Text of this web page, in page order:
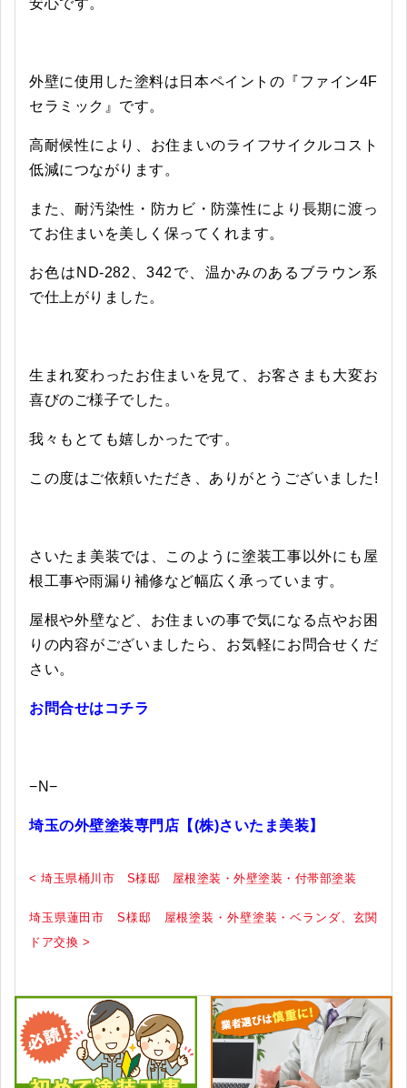
外壁に使用した塗料は日本ペイントの『ファイン4F
セラミック』です。
高耐候性により、お住まいのライフサイクルコスト
低減につながります。
また、耐汚染性・防カビ・防藻性により長期に渡っ
てお住まいを美しく保ってくれます。
お色はND-282、342で、温かみのあるブラウン系
で仕上がりました。
生まれ変わったお住まいを見て、お客さまも大変お
喜びのご様子でした。
我々もとても嬉しかったです。
この度はご依頼いただき、ありがとうございました!
さいたま美装では、このように塗装工事以外にも屋
根工事や雨漏り補修など幅広く承っています。
屋根や外壁など、お住まいの事で気になる点やお困
りの内容がございましたら、お気軽にお問合せくだ
さい。
お問合せはコチラ
−N−
埼玉の外壁塗装専門店【(株)さいたま美装】
< 埼玉県桶川市 S様邸 屋根塗装・外壁塗装・付帯部塗装
埼玉県蓮田市 S様邸 屋根塗装・外壁塗装・ベランダ、玄関
ドア交換 >